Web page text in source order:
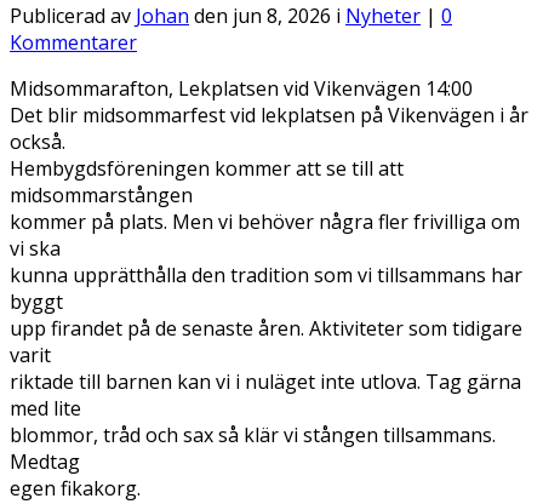
Publicerad av Johan den jun 8, 2026 i Nyheter | 0
Kommentarer
Midsommarafton, Lekplatsen vid Vikenvägen 14:00
Det blir midsommarfest vid lekplatsen på Vikenvägen i år
också.
Hembygdsföreningen kommer att se till att
midsommarstången
kommer på plats. Men vi behöver några fler frivilliga om
vi ska
kunna upprätthålla den tradition som vi tillsammans har
byggt
upp firandet på de senaste åren. Aktiviteter som tidigare
varit
riktade till barnen kan vi i nuläget inte utlova. Tag gärna
med lite
blommor, tråd och sax så klär vi stången tillsammans.
Medtag
egen fikakorg.